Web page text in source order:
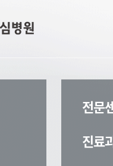
전문
진료